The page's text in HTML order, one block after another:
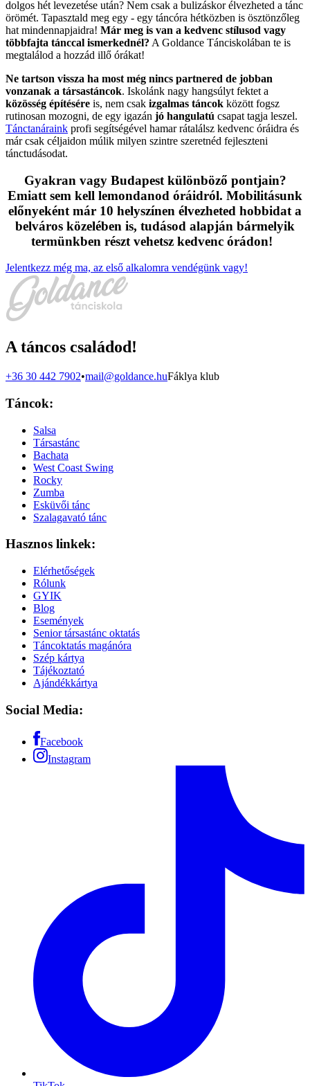
dolgos hét levezetése után? Nem csak a bulizáskor élvezheted a tánc
örömét. Tapasztald meg egy - egy táncóra hétközben is ösztönzőleg
hat mindennapjaidra! Már meg is van a kedvenc stílusod vagy
többfajta tánccal ismerkednél? A Goldance Tánciskolában te is
megtalálod a hozzád illő órákat!
Ne tartson vissza ha most még nincs partnered de jobban
vonzanak a társastáncok. Iskolánk nagy hangsúlyt fektet a
közösség építésére is, nem csak izgalmas táncok között fogsz
rutinosan mozogni, de egy igazán jó hangulatú csapat tagja leszel.
Tánctanáraink profi segítségével hamar rátalálsz kedvenc óráidra és
már csak céljaidon múlik milyen szintre szeretnéd fejleszteni
tánctudásodat.
Gyakran vagy Budapest különböző pontjain?
Emiatt sem kell lemondanod óráidról. Mobilitásunk
előnyeként már 10 helyszínen élvezheted hobbidat a
belváros közelében is, tudásod alapján bármelyik
termünkben részt vehetsz kedvenc órádon!
Jelentkezz még ma, az első alkalomra vendégünk vagy!
A táncos családod!
+36 30 442 7902•mail@goldance.huFáklya klub
Táncok:
Salsa
Társastánc
Bachata
West Coast Swing
Rocky
Zumba
Esküvői tánc
Szalagavató tánc
Hasznos linkek:
Elérhetőségek
Rólunk
GYIK
Blog
Események
Senior társastánc oktatás
Táncoktatás magánóra
Szép kártya
Tájékoztató
Ajándékkártya
Social Media:
Facebook
Instagram